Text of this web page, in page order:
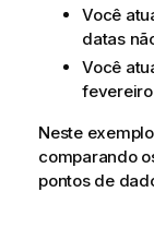
Você
datas
Você
Neste
comparando
pontos de